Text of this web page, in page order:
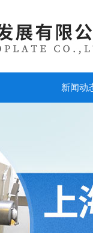
新闻动